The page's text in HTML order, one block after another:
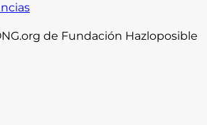
de Fundación Hazloposible